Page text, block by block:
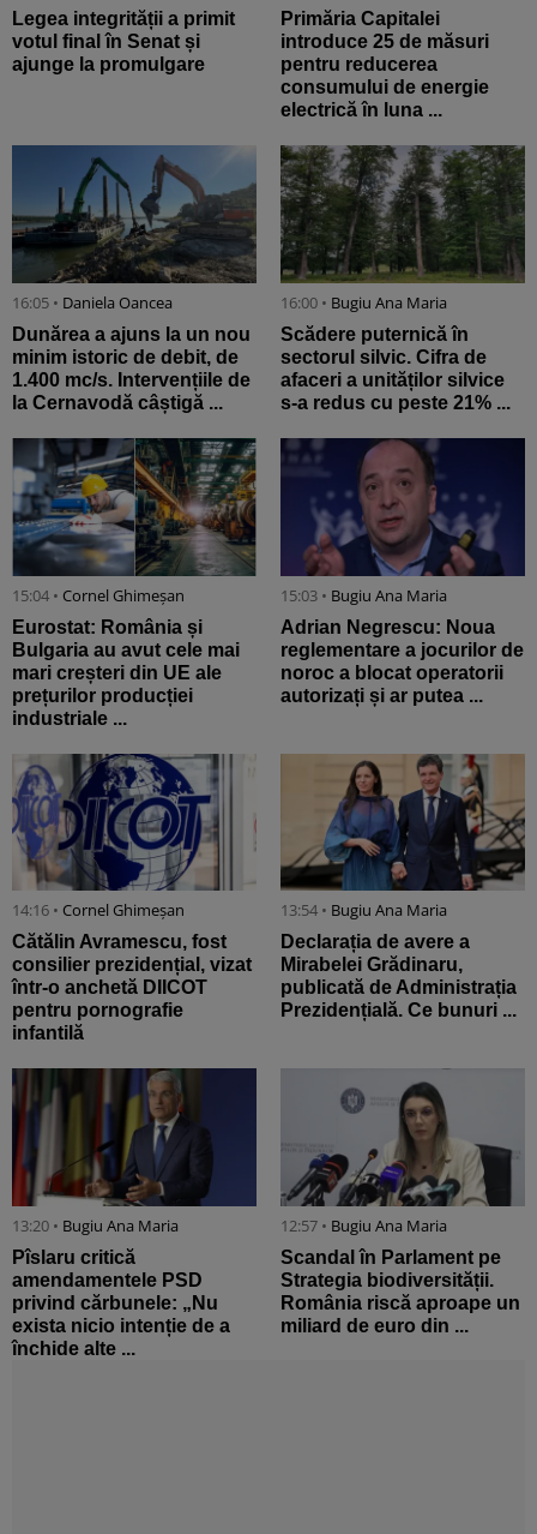
Legea integrității a primit
votul final în Senat și
ajunge la promulgare
Primăria Capitalei
introduce 25 de măsuri
pentru reducerea
consumului de energie
electrică în luna ...
16:05 • Daniela Oancea
Dunărea a ajuns la un nou
minim istoric de debit, de
1.400 mc/s. Intervențiile de
la Cernavodă câștigă ...
16:00 • Bugiu ⁠Ana Maria
Scădere puternică în
sectorul silvic. Cifra de
afaceri a unităților silvice
s-a redus cu peste 21% ...
15:04 • Cornel Ghimeșan
Eurostat: România și
Bulgaria au avut cele mai
mari creșteri din UE ale
prețurilor producției
industriale ...
15:03 • Bugiu ⁠Ana Maria
Adrian Negrescu: Noua
reglementare a jocurilor de
noroc a blocat operatorii
autorizați și ar putea ...
14:16 • Cornel Ghimeșan
Cătălin Avramescu, fost
consilier prezidențial, vizat
într-o anchetă DIICOT
pentru pornografie
infantilă
13:54 • Bugiu ⁠Ana Maria
Declarația de avere a
Mirabelei Grădinaru,
publicată de Administrația
Prezidențială. Ce bunuri ...
13:20 • Bugiu ⁠Ana Maria
Pîslaru critică
amendamentele PSD
privind cărbunele: „Nu
exista nicio intenție de a
închide alte ...
12:57 • Bugiu ⁠Ana Maria
Scandal în Parlament pe
Strategia biodiversității.
România riscă aproape un
miliard de euro din ...